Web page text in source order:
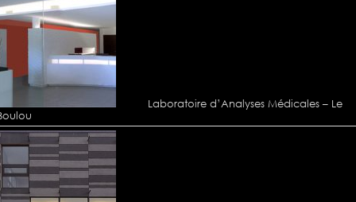
Laboratoire d’Analyses Médicales – Le